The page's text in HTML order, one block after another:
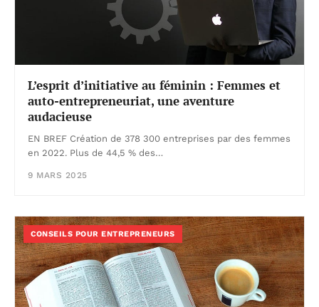
L’esprit d’initiative au féminin : Femmes et
auto-entrepreneuriat, une aventure
audacieuse
EN BREF Création de 378 300 entreprises par des femmes
en 2022. Plus de 44,5 % des…
9 MARS 2025
CONSEILS POUR ENTREPRENEURS